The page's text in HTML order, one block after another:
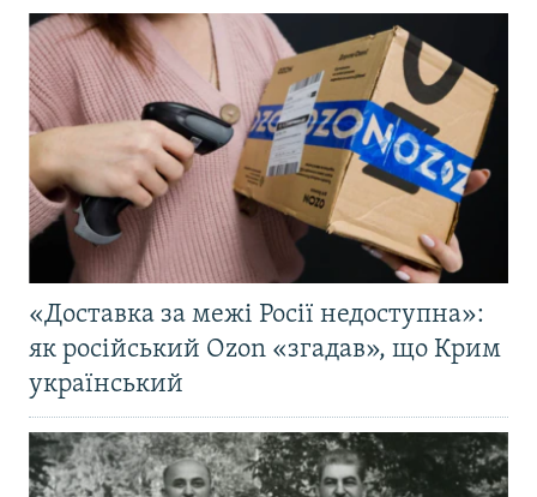
«Доставка за межі Росії недоступна»:
як російський Ozon «згадав», що Крим
український